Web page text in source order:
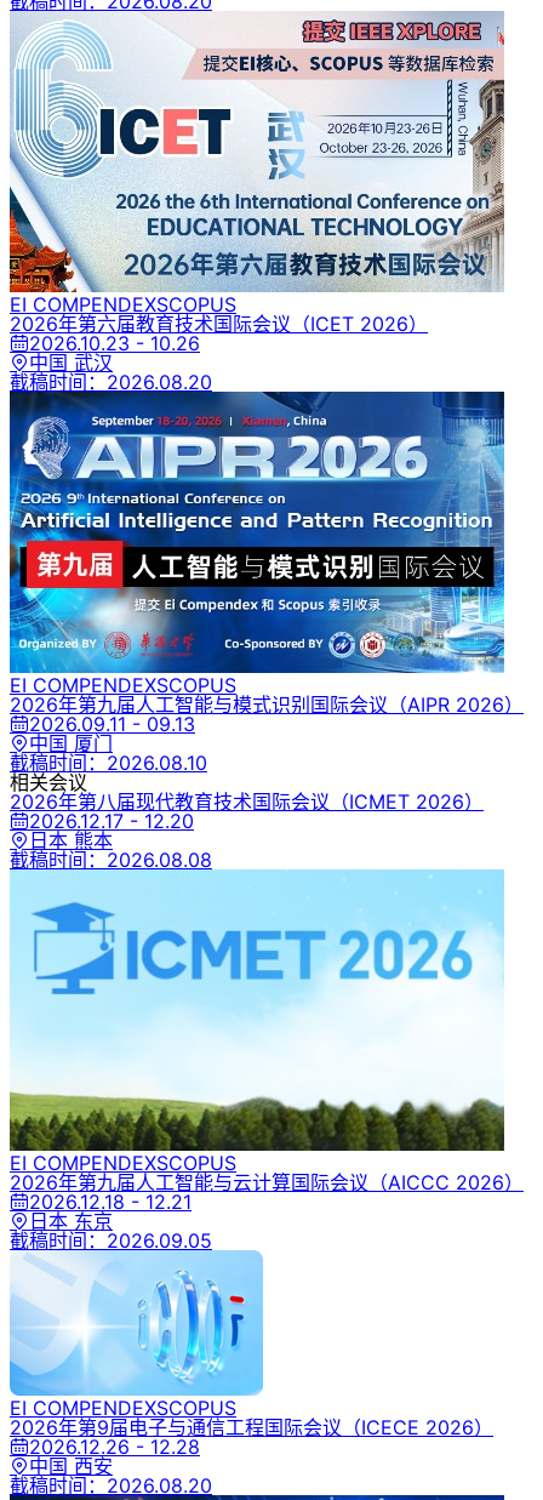
EI COMPENDEXSCOPUS
2026年第六届教育技术国际会议 （ICET 2026）
2026.10.23 - 10.26
中国 武汉
截稿时间： 2026.08.20
EI COMPENDEXSCOPUS
2026年第九届人工智能与模式识别国际会议 （AIPR 2026）
2026.09.11 - 09.13
中国 厦门
截稿时间： 2026.08.10
相关会议
2026年第八届现代教育技术国际会议 （ICMET 2026）
2026.12.17 - 12.20
日本 熊本
截稿时间： 2026.08.08
EI COMPENDEXSCOPUS
2026年第九届人工智能与云计算国际会议 （AICCC 2026）
2026.12.18 - 12.21
日本 东京
截稿时间： 2026.09.05
EI COMPENDEXSCOPUS
2026年第9届电子与通信工程国际会议 （ICECE 2026）
2026.12.26 - 12.28
中国 西安
截稿时间： 2026.08.20